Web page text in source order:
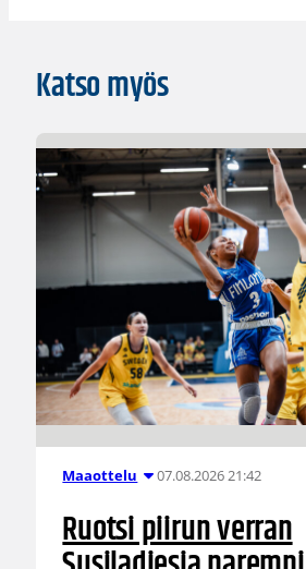
Katso myös
Maaottelu 07.08.2026 21:42
Ruotsi piirun verran